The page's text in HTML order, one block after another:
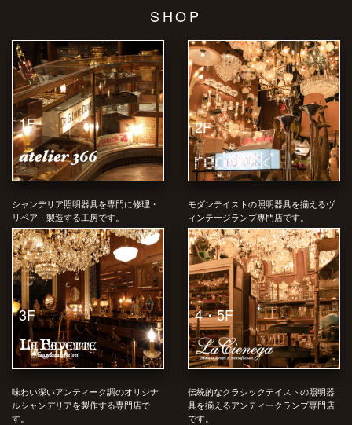
SHOP
1F
シャンデリア照明器具を専門に修理・
リペア・製造する工房です。
2F
モダンテイストの照明器具を揃えるヴ
ィンテージランプ専門店です。
3F
味わい深いアンティーク調のオリジナ
ルシャンデリアを製作する専門店で
す。
4・5F
伝統的なクラシックテイストの照明器
具を揃えるアンティークランプ専門店
です。